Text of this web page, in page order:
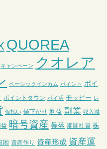
QUOREA
キャンペーン クオレア
ベーシックインカム ポイント ポイ
ポイントタウン ポイ活 モッピー レ
仮払い 値下がり 利益 副業 収入減
暗号資産 暴落 期間社員 株
困 資産作り 資産形成 資産運